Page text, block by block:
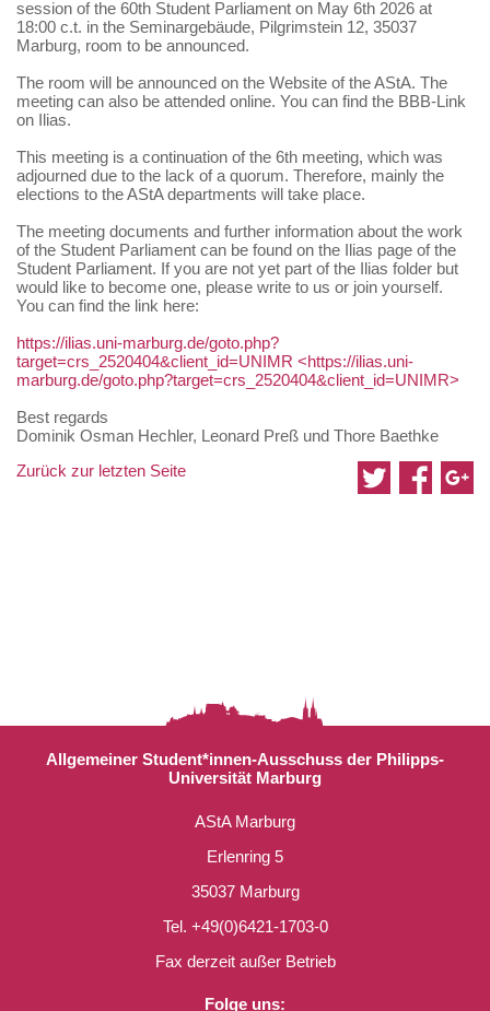
session of the 60th Student Parliament on May 6th 2026 at
18:00 c.t. in the Seminargebäude, Pilgrimstein 12, 35037
Marburg, room to be announced.
The room will be announced on the Website of the AStA. The
meeting can also be attended online. You can find the BBB-Link
on Ilias.
This meeting is a continuation of the 6th meeting, which was
adjourned due to the lack of a quorum. Therefore, mainly the
elections to the AStA departments will take place.
The meeting documents and further information about the work
of the Student Parliament can be found on the Ilias page of the
Student Parliament. If you are not yet part of the Ilias folder but
would like to become one, please write to us or join yourself.
You can find the link here:
https://ilias.uni-marburg.de/goto.php?
target=crs_2520404&client_id=UNIMR <https://ilias.uni-
marburg.de/goto.php?target=crs_2520404&client_id=UNIMR>
Best regards
Dominik Osman Hechler, Leonard Preß und Thore Baethke
Zurück zur letzten Seite
Allgemeiner Student*innen-Ausschuss der Philipps-
Universität Marburg
Folge uns:
AStA Marburg
Erlenring 5
35037 Marburg
Tel. +49(0)6421-1703-0
Fax derzeit außer Betrieb